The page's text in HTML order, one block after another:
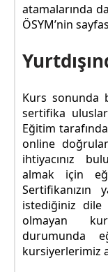
atamalarında
ÖSYM’nin
Kurs sonunda
sertifika
Eğitim
online
ihtiyacınız
almak için
Sertifikanızın
istediğiniz dile
olmayan
durumunda
kursiyerlerimiz